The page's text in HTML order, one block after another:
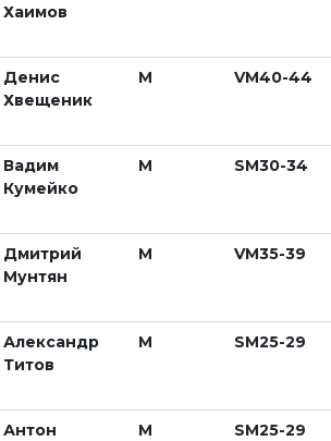
Хаимов
Денис
Хвещеник
М VM40-44
Вадим
Кумейко
М SM30-34
Дмитрий
Мунтян
М VM35-39
Александр
Титов
М SM25-29
Антон
М SM25-29